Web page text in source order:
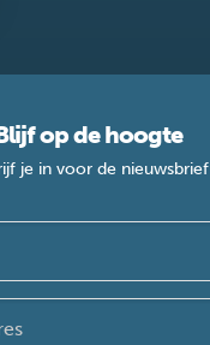
op de hoogte
je in voor de nieuwsbrief